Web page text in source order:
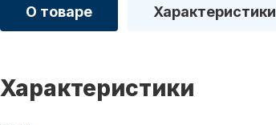
О товаре Характеристики
Характеристики